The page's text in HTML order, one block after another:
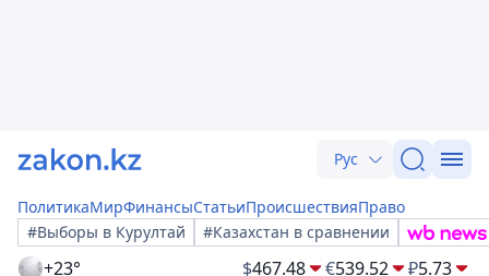
Рус
ПолитикаМирФинансыСтатьиПроисшествияПраво
#Выборы в Курултай
#Казахстан в сравнении
+23° $467.48 €539.52 ₽5.73